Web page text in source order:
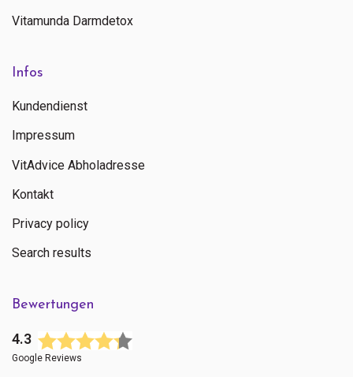
Vitamunda Darmdetox
Infos
Kundendienst
Impressum
VitAdvice Abholadresse
Kontakt
Privacy policy
Search results
Bewertungen
4.3
Google Reviews